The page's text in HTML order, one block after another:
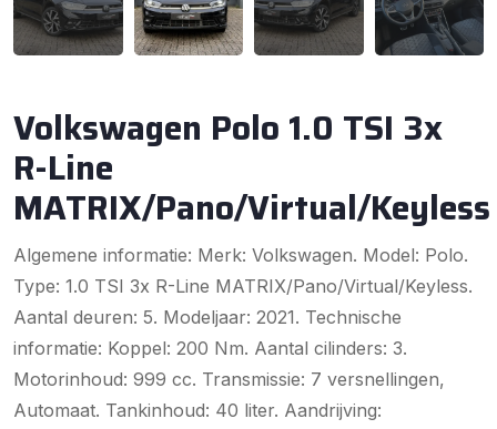
Volkswagen Polo 1.0 TSI 3x
R-Line
MATRIX/Pano/Virtual/Keyless
Algemene informatie: Merk: Volkswagen. Model: Polo.
Type: 1.0 TSI 3x R-Line MATRIX/Pano/Virtual/Keyless.
Aantal deuren: 5. Modeljaar: 2021. Technische
informatie: Koppel: 200 Nm. Aantal cilinders: 3.
Motorinhoud: 999 cc. Transmissie: 7 versnellingen,
Automaat. Tankinhoud: 40 liter. Aandrijving: